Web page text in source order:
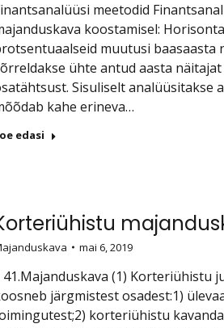
meetodid
koostamisel:
muutusi baasaasta
ühte antud aasta
Sisuliselt analüüsitakse
kahe erineva…
edasi
mai 6, 2019
41.Majanduskava (1) Korteriühistu
järgmistest osadest:1)
korteriühistu